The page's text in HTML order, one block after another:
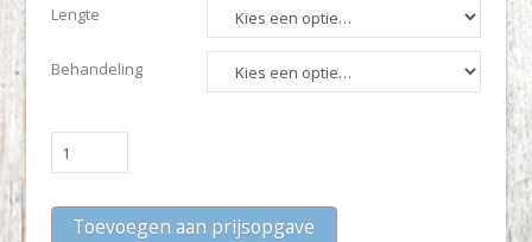
Lengte
Behandeling
Jaloezie-
element
quantity
Toevoegen aan prijsopgave